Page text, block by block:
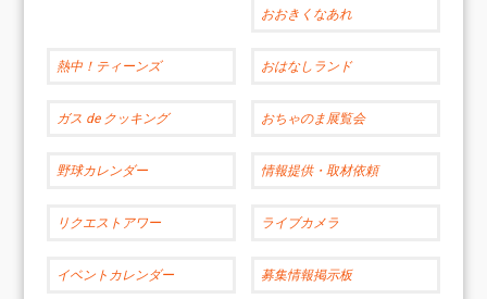
おおきくなあれ
熱中！ティーンズ おはなしランド
ガス de クッキング おちゃのま展覧会
野球カレンダー 情報提供・取材依頼
リクエストアワー ライブカメラ
イベントカレンダー 募集情報掲示板